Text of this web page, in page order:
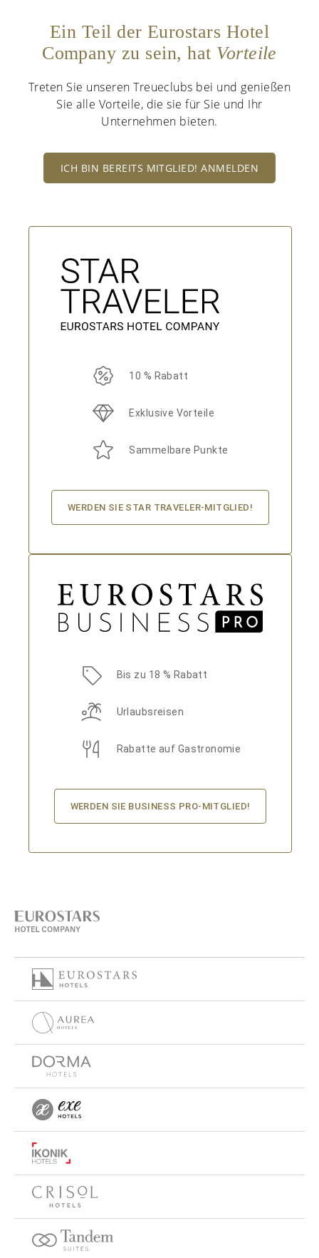
Ein Teil der Eurostars Hotel
Company zu sein, hat Vorteile
Treten Sie unseren Treueclubs bei und genießen
Sie alle Vorteile, die sie für Sie und Ihr
Unternehmen bieten.
ICH BIN BEREITS MITGLIED! ANMELDEN
10 % Rabatt
Exklusive Vorteile
Sammelbare Punkte
WERDEN SIE STAR TRAVELER-MITGLIED!
Bis zu 18 % Rabatt
Urlaubsreisen
Rabatte auf Gastronomie
WERDEN SIE BUSINESS PRO-MITGLIED!